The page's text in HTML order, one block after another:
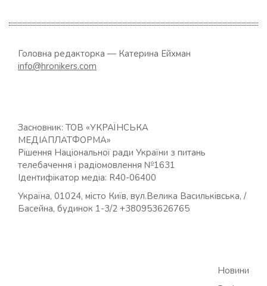
Головна редакторка — Катерина Ейхман
info@hronikers.com
Засновник: ТОВ «УКРАЇНСЬКА
МЕДІАПЛАТФОРМА»
Рішення Національної ради України з питань
телебачення і радіомовлення №1631
Ідентифікатор медіа: R40-06400
Україна, 01024, місто Київ, вул.Велика Васильківська, /
Басейна, будинок 1-3/2 +380953626765
Новини